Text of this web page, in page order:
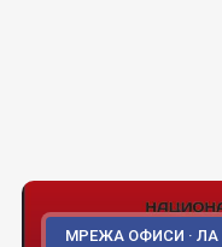
МРЕЖА ОФИСИ ·